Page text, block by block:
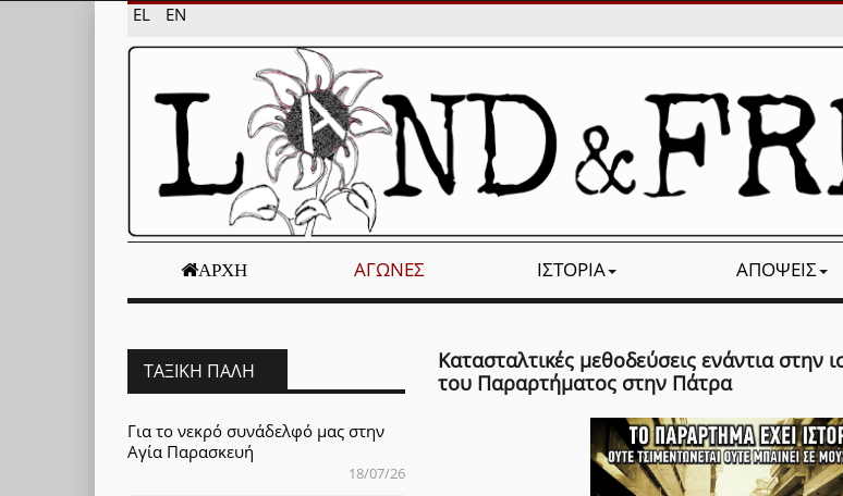
EL EN
ΑΡΧΉ ΑΓΏΝΕΣ ΙΣΤΟΡΊΑ ΑΠΌΨΕΙΣ
Κατασταλτικές μεθοδεύσεις ενάντια στην
του Παραρτήματος στην Πάτρα
ΤΑΞΙΚΉ ΠΆΛΗ
Για το νεκρό συνάδελφό μας στην
Αγία Παρασκευή
18/07/26